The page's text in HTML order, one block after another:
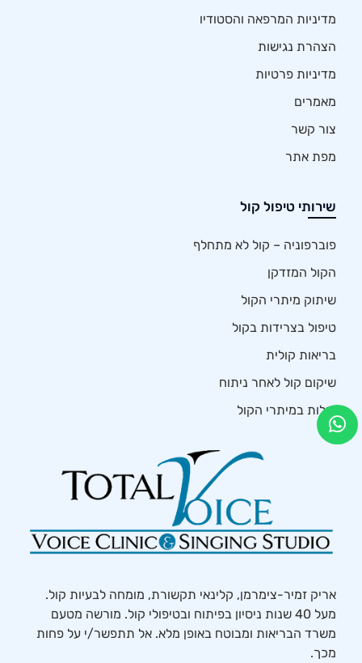
מדיניות המרפאה והסטודיו
הצהרת נגישות
מדיניות פרטיות
מאמרים
צור קשר
מפת אתר
שירותי טיפול קול
פוברפוניה – קול לא מתחלף
הקול המזדקן
שיתוק מיתרי הקול
טיפול בצרידות בקול
בריאות קולית
שיקום קול לאחר ניתוח
יבלות במיתרי הקול
אריק זמיר-צימרמן, קלינאי תקשורת, מומחה לבעיות קול.
מעל 40 שנות ניסיון בפיתוח ובטיפולי קול. מורשה מטעם
משרד הבריאות ומבוטח באופן מלא. אל תתפשר/י על פחות
מכך.